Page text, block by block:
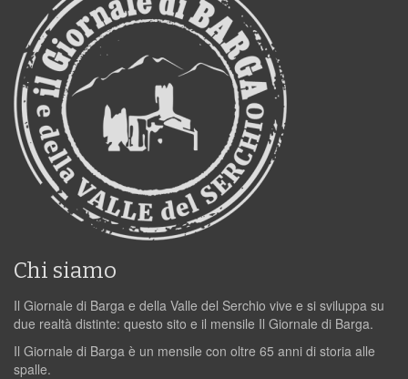
Chi siamo
Il Giornale di Barga e della Valle del Serchio vive e si sviluppa su
due realtà distinte: questo sito e il mensile Il Giornale di Barga.
Il Giornale di Barga è un mensile con oltre 65 anni di storia alle
spalle.